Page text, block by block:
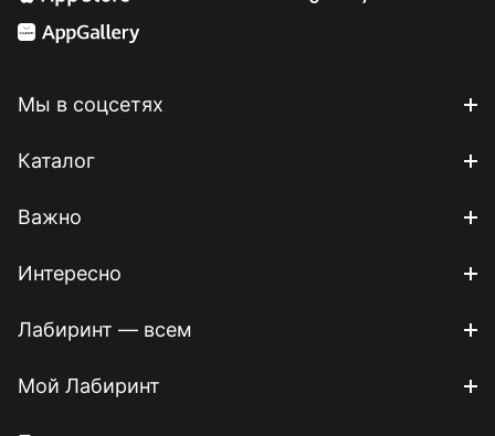
Мы в соцсетях
Каталог
Важно
Интересно
Лабиринт — всем
Мой Лабиринт